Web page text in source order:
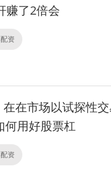
赚了2倍会
资
在在市场以试探性
何用好股票杠
资